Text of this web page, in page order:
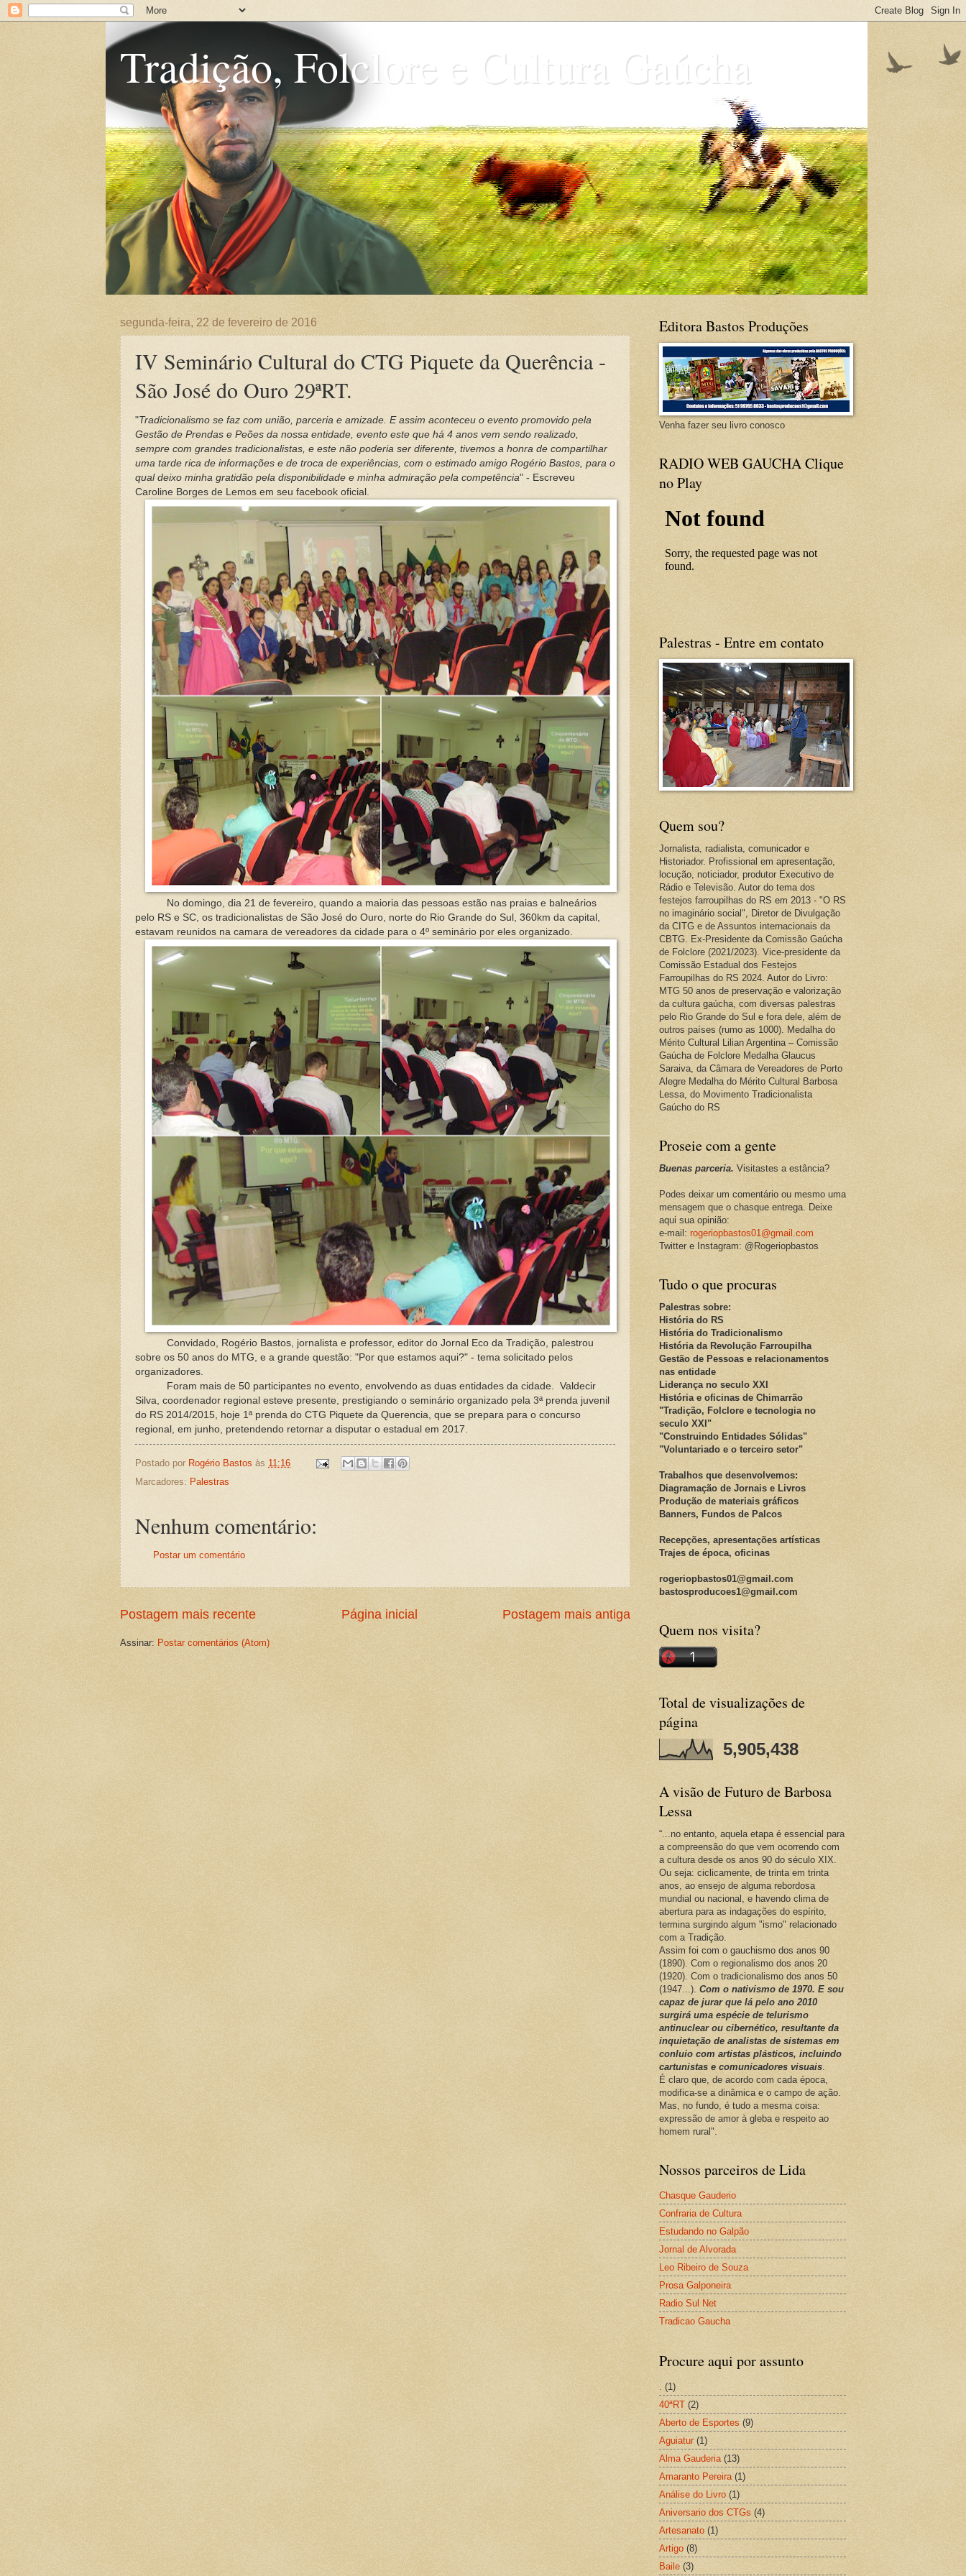
Tradição, Folclore e Cultura Gaúcha
segunda-feira, 22 de fevereiro de 2016
IV Seminário Cultural do CTG Piquete da Querência -
São José do Ouro 29ªRT.
"Tradicionalismo se faz com união, parceria e amizade. E assim aconteceu o evento promovido pela
Gestão de Prendas e Peões da nossa entidade, evento este que há 4 anos vem sendo realizado,
sempre com grandes tradicionalistas, e este não poderia ser diferente, tivemos a honra de compartilhar
uma tarde rica de informações e de troca de experiências, com o estimado amigo Rogério Bastos, para o
qual deixo minha gratidão pela disponibilidade e minha admiração pela competência" - Escreveu
Caroline Borges de Lemos em seu facebook oficial.
No domingo, dia 21 de fevereiro, quando a maioria das pessoas estão nas praias e balneários
pelo RS e SC, os tradicionalistas de São José do Ouro, norte do Rio Grande do Sul, 360km da capital,
estavam reunidos na camara de vereadores da cidade para o 4º seminário por eles organizado.
Convidado, Rogério Bastos, jornalista e professor, editor do Jornal Eco da Tradição, palestrou
sobre os 50 anos do MTG, e a grande questão: "Por que estamos aqui?" - tema solicitado pelos
organizadores.
Foram mais de 50 participantes no evento, envolvendo as duas entidades da cidade. Valdecir
Silva, coordenador regional esteve presente, prestigiando o seminário organizado pela 3ª prenda juvenil
do RS 2014/2015, hoje 1ª prenda do CTG Piquete da Querencia, que se prepara para o concurso
regional, em junho, pretendendo retornar a disputar o estadual em 2017.
Postado por Rogério Bastos às 11:16
Marcadores: Palestras
Nenhum comentário:
Postar um comentário
Postagem mais recente Postagem mais antiga
Página inicial
Assinar: Postar comentários (Atom)
Editora Bastos Produções
Venha fazer seu livro conosco
RADIO WEB GAUCHA Clique
no Play
Palestras - Entre em contato
Quem sou?
Jornalista, radialista, comunicador e
Historiador. Profissional em apresentação,
locução, noticiador, produtor Executivo de
Rádio e Televisão. Autor do tema dos
festejos farroupilhas do RS em 2013 - "O RS
no imaginário social", Diretor de Divulgação
da CITG e de Assuntos internacionais da
CBTG. Ex-Presidente da Comissão Gaúcha
de Folclore (2021/2023). Vice-presidente da
Comissão Estadual dos Festejos
Farroupilhas do RS 2024. Autor do Livro:
MTG 50 anos de preservação e valorização
da cultura gaúcha, com diversas palestras
pelo Rio Grande do Sul e fora dele, além de
outros países (rumo as 1000). Medalha do
Mérito Cultural Lilian Argentina – Comissão
Gaúcha de Folclore Medalha Glaucus
Saraiva, da Câmara de Vereadores de Porto
Alegre Medalha do Mérito Cultural Barbosa
Lessa, do Movimento Tradicionalista
Gaúcho do RS
Proseie com a gente
Buenas parceria. Visitastes a estância?
Podes deixar um comentário ou mesmo uma
mensagem que o chasque entrega. Deixe
aqui sua opinião:
e-mail: rogeriopbastos01@gmail.com
Twitter e Instagram: @Rogeriopbastos
Tudo o que procuras
Palestras sobre:
História do RS
História do Tradicionalismo
História da Revolução Farroupilha
Gestão de Pessoas e relacionamentos
nas entidade
Liderança no seculo XXI
História e oficinas de Chimarrão
"Tradição, Folclore e tecnologia no
seculo XXI"
"Construindo Entidades Sólidas"
"Voluntariado e o terceiro setor"
Trabalhos que desenvolvemos:
Diagramação de Jornais e Livros
Produção de materiais gráficos
Banners, Fundos de Palcos
Recepções, apresentações artísticas
Trajes de época, oficinas
rogeriopbastos01@gmail.com
bastosproducoes1@gmail.com
Quem nos visita?
Total de visualizações de
página
5,905,438
A visão de Futuro de Barbosa
Lessa
“...no entanto, aquela etapa é essencial para
a compreensão do que vem ocorrendo com
a cultura desde os anos 90 do século XIX.
Ou seja: ciclicamente, de trinta em trinta
anos, ao ensejo de alguma rebordosa
mundial ou nacional, e havendo clima de
abertura para as indagações do espírito,
termina surgindo algum "ismo" relacionado
com a Tradição.
Assim foi com o gauchismo dos anos 90
(1890). Com o regionalismo dos anos 20
(1920). Com o tradicionalismo dos anos 50
(1947...). Com o nativismo de 1970. E sou
capaz de jurar que lá pelo ano 2010
surgirá uma espécie de telurismo
antinuclear ou cibernético, resultante da
inquietação de analistas de sistemas em
conluio com artistas plásticos, incluindo
cartunistas e comunicadores visuais.
É claro que, de acordo com cada época,
modifica-se a dinâmica e o campo de ação.
Mas, no fundo, é tudo a mesma coisa:
expressão de amor à gleba e respeito ao
homem rural".
Nossos parceiros de Lida
Chasque Gauderio
Confraria de Cultura
Estudando no Galpão
Jornal de Alvorada
Leo Ribeiro de Souza
Prosa Galponeira
Radio Sul Net
Tradicao Gaucha
Procure aqui por assunto
(1)
40ªRT (2)
Aberto de Esportes (9)
Aguiatur (1)
Alma Gauderia (13)
Amaranto Pereira (1)
Análise do Livro (1)
Aniversario dos CTGs (4)
Artesanato (1)
Artigo (8)
Baile (3)